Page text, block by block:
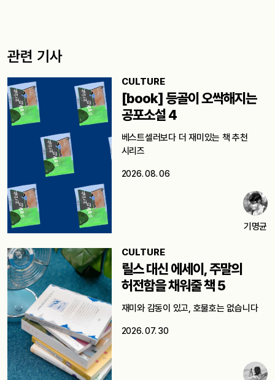
관련 기사
CULTURE
[book] 등골이 오싹해지는
공포소설 4
베스트셀러보다 더 재미있는 책 추천
시리즈
2026. 08. 06
기명균
CULTURE
릴스 대신 에세이, 주말의
허전함을 채워줄 책 5
재미와 감동이 있고, 호불호는 없습니다
2026. 07. 30